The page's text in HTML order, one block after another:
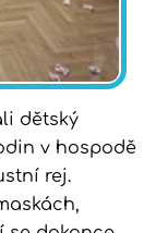
dětský
v hospodě
rej.